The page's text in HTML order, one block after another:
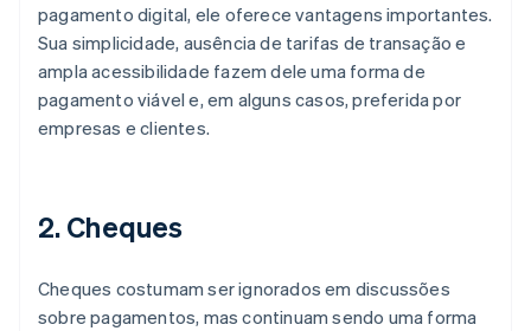
pagamento digital, ele oferece vantagens importantes.
Sua simplicidade, ausência de tarifas de transação e
ampla acessibilidade fazem dele uma forma de
pagamento viável e, em alguns casos, preferida por
empresas e clientes.
2. Cheques
Cheques costumam ser ignorados em discussões
sobre pagamentos, mas continuam sendo uma forma